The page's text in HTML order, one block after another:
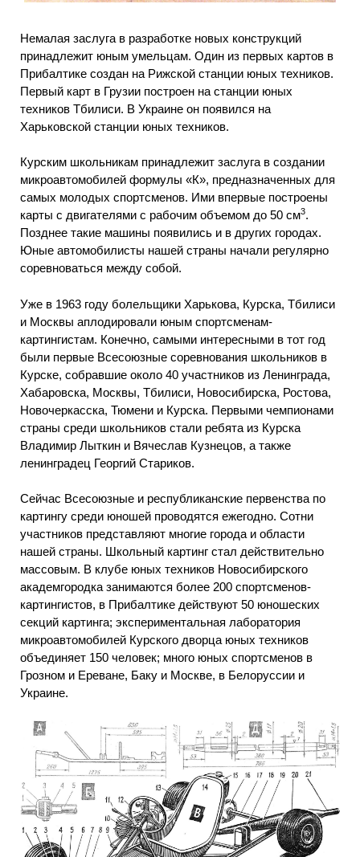
Немалая заслуга в разработке новых конструкций
принадлежит юным умельцам. Один из первых картов в
Прибалтике создан на Рижской станции юных техников.
Первый карт в Грузии построен на станции юных
техников Тбилиси. В Украине он появился на
Харьковской станции юных техников.
Курским школьникам принадлежит заслуга в создании
микроавтомобилей формулы «К», предназначенных для
самых молодых спортсменов. Ими впервые построены
карты с двигателями с рабочим объемом до 50 см3.
Позднее такие машины появились и в других городах.
Юные автомобилисты нашей страны начали регулярно
соревноваться между собой.
Уже в 1963 году болельщики Харькова, Курска, Тбилиси
и Москвы аплодировали юным спортсменам-
картингистам. Конечно, самыми интересными в тот год
были первые Всесоюзные соревнования школьников в
Курске, собравшие около 40 участников из Ленинграда,
Хабаровска, Москвы, Тбилиси, Новосибирска, Ростова,
Новочеркасска, Тюмени и Курска. Первыми чемпионами
страны среди школьников стали ребята из Курска
Владимир Лыткин и Вячеслав Кузнецов, а также
ленинградец Георгий Стариков.
Сейчас Всесоюзные и республиканские первенства по
картингу среди юношей проводятся ежегодно. Сотни
участников представляют многие города и области
нашей страны. Школьный картинг стал действительно
массовым. В клубе юных техников Новосибирского
академгородка занимаются более 200 спортсменов-
картингистов, в Прибалтике действуют 50 юношеских
секций картинга; экспериментальная лаборатория
микроавтомобилей Курского дворца юных техников
объединяет 150 человек; много юных спортсменов в
Грозном и Ереване, Баку и Москве, в Белоруссии и
Украине.